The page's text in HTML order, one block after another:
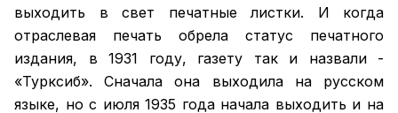
выходить в свет печатные листки. И когда
отраслевая печать обрела статус печатного
издания, в 1931 году, газету так и назвали -
«Турксиб». Сначала она выходила на русском
языке, но с июля 1935 года начала выходить и на